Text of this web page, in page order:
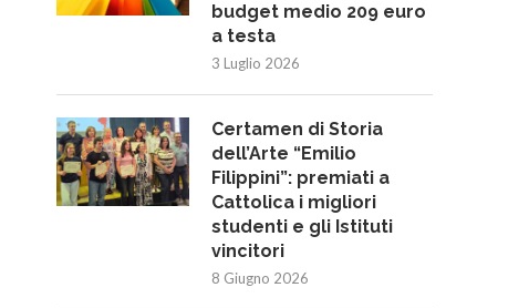
budget medio 209 euro
a testa
3 Luglio 2026
Certamen di Storia
dell’Arte “Emilio
Filippini”: premiati a
Cattolica i migliori
studenti e gli Istituti
vincitori
8 Giugno 2026